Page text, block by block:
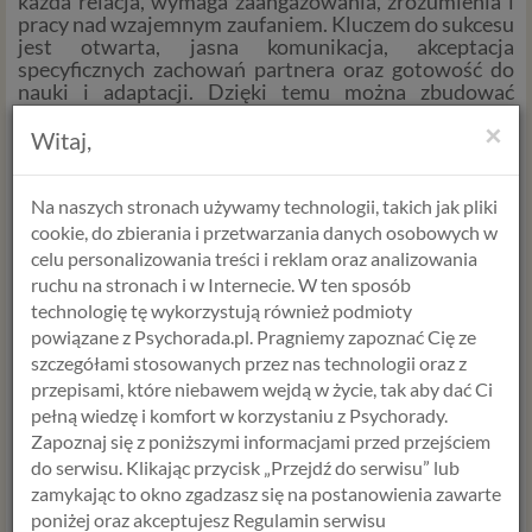
pracy nad wzajemnym zaufaniem. Kluczem do sukcesu
jest otwarta, jasna komunikacja, akceptacja
specyficznych zachowań partnera oraz gotowość do
nauki i adaptacji. Dzięki temu można zbudować
relację pełną wsparcia, miłości i wzajemnego
zrozumienia, która przyniesie satysfakcję obu
stronom.
Autyzm to nie bariera, lecz inna perspektywa – a
zrozumienie jej może wzbogacić życie obojga
partnerów.
Skontaktuj się z nami już dziś – wspólnie stworzymy
przestrzeń, w której każdy może czuć się bezpiecznie.
👉Diagnoza spektrum autyzmu >
👉 Diagnoza ADHD podstawowalub diagnoza rozszerzona
o test osobowości MMPI >
👉 Konsultacja wstępna >
×
Witaj,
Na naszych stronach używamy technologii, takich jak pliki
cookie, do zbierania i przetwarzania danych osobowych w
celu personalizowania treści i reklam oraz analizowania
ruchu na stronach i w Internecie. W ten sposób
technologię tę wykorzystują również podmioty
powiązane z Psychorada.pl. Pragniemy zapoznać Cię ze
szczegółami stosowanych przez nas technologii oraz z
przepisami, które niebawem wejdą w życie, tak aby dać Ci
pełną wiedzę i komfort w korzystaniu z Psychorady.
Zapoznaj się z poniższymi informacjami przed przejściem
do serwisu. Klikając przycisk „Przejdź do serwisu” lub
zamykając to okno zgadzasz się na postanowienia zawarte
poniżej oraz akceptujesz Regulamin serwisu